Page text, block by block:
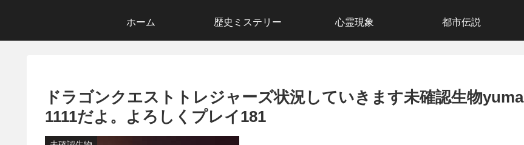
ホーム 歴史ミステリー 心霊現象 都市伝説
ドラゴンクエストトレジャーズ状況していきます未確認生物yuma
1111だよ。よろしくプレイ181